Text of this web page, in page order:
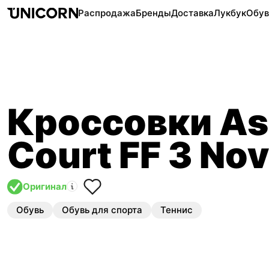
РаспродажаБрендыДоставкаЛукбук
Кроссовки
Court FF 3
Оригинал
Обувь Обувь для спорта Теннис